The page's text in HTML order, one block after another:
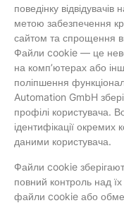
поведінку
метою забезпечення
сайтом та спрощення
Файли cookie — це
на комп’ютерах або
поліпшення
Automation GmbH
профілі користувача.
ідентифікації окремих
даними користувача.
Файли cookie
повний контроль над
файли cookie або